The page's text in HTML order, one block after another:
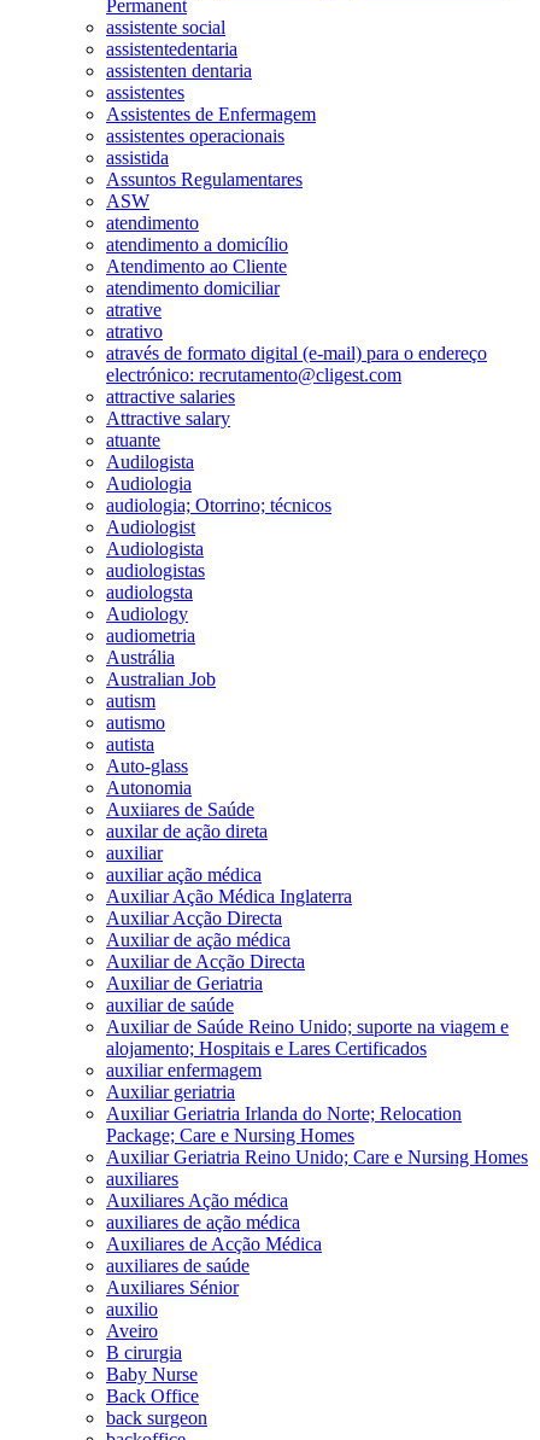
Permanent
assistente social
assistentedentaria
assistenten dentaria
assistentes
Assistentes de Enfermagem
assistentes operacionais
assistida
Assuntos Regulamentares
ASW
atendimento
atendimento a domicílio
Atendimento ao Cliente
atendimento domiciliar
atrative
atrativo
através de formato digital (e-mail) para o endereço
electrónico: recrutamento@cligest.com
attractive salaries
Attractive salary
atuante
Audilogista
Audiologia
audiologia; Otorrino; técnicos
Audiologist
Audiologista
audiologistas
audiologsta
Audiology
audiometria
Austrália
Australian Job
autism
autismo
autista
Auto-glass
Autonomia
Auxiiares de Saúde
auxilar de ação direta
auxiliar
auxiliar ação médica
Auxiliar Ação Médica Inglaterra
Auxiliar Acção Directa
Auxiliar de ação médica
Auxiliar de Acção Directa
Auxiliar de Geriatria
auxiliar de saúde
Auxiliar de Saúde Reino Unido; suporte na viagem e
alojamento; Hospitais e Lares Certificados
auxiliar enfermagem
Auxiliar geriatria
Auxiliar Geriatria Irlanda do Norte; Relocation
Package; Care e Nursing Homes
Auxiliar Geriatria Reino Unido; Care e Nursing Homes
auxiliares
Auxiliares Ação médica
auxiliares de ação médica
Auxiliares de Acção Médica
auxiliares de saúde
Auxiliares Sénior
auxilio
Aveiro
B cirurgia
Baby Nurse
Back Office
back surgeon